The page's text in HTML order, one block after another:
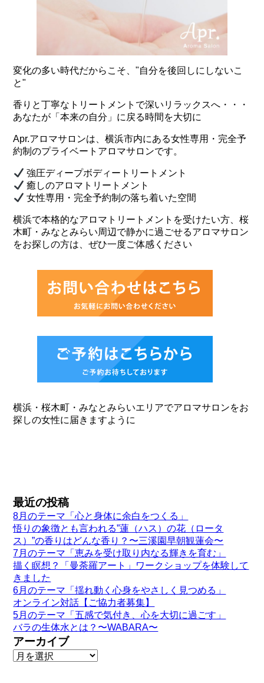
変化の多い時代だからこそ、"自分を後回しにしないこ
と"
香りと丁寧なトリートメントで深いリラックスへ・・・
あなたが「本来の自分」に戻る時間を大切に
Apr.アロマサロンは、横浜市内にある女性専用・完全予
約制のプライベートアロマサロンです。
強圧ディープボディートリートメント
癒しのアロマトリートメント
女性専用・完全予約制の落ち着いた空間
横浜で本格的なアロマトリートメントを受けたい方、桜
木町・みなとみらい周辺で静かに過ごせるアロマサロン
をお探しの方は、ぜひ一度ご体感ください
横浜・桜木町・みなとみらいエリアでアロマサロンをお
探しの女性に届きますように
最近の投稿
8月のテーマ「心と身体に余白をつくる」
悟りの象徴とも言われる”蓮（ハス）の花（ロータ
ス）”の香りはどんな香り？〜三溪園早朝観蓮会〜
7月のテーマ「恵みを受け取り内なる輝きを育む」
描く瞑想？「曼荼羅アート」ワークショップを体験して
きました
6月のテーマ「揺れ動く心身をやさしく見つめる」
オンライン対話【ご協力者募集】
5月のテーマ「五感で気付き、心を大切に過ごす」
バラの生体水とは？〜WABARA〜
アーカイブ